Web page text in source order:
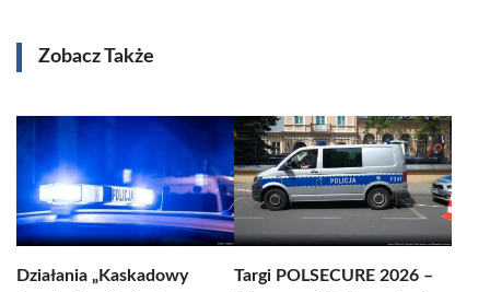
Zobacz Także
Działania „Kaskadowy
Targi POLSECURE 2026 –